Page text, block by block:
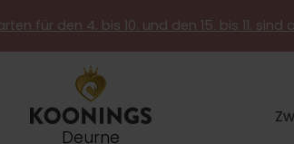
für den 4. bis 10. und den 15. bis 11.
Deurne